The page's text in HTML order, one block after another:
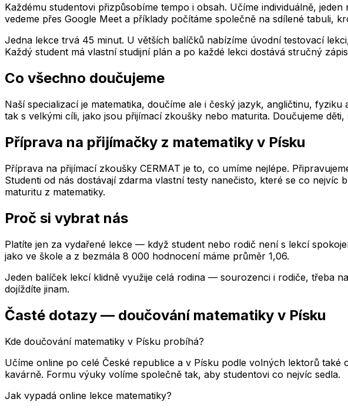
Každému studentovi přizpůsobíme tempo i obsah. Učíme individuálně,
vedeme přes Google Meet a příklady počítáme společně na sdílené tabuli,
Jedna lekce trvá 45 minut. U větších balíčků nabízíme úvodní testovací
Každý student má vlastní studijní plán a po každé lekci dostává stručný
Co všechno doučujeme
Naší specializací je matematika, doučíme ale i český jazyk, angličtinu,
tak s velkými cíli, jako jsou přijímací zkoušky nebo maturita. Doučujeme děti,
Příprava na přijímačky z matematiky v Písku
Příprava na přijímací zkoušky CERMAT je to, co umíme nejlépe.
Studenti od nás dostávají zdarma vlastní testy nanečisto, které se co
maturitu z matematiky.
Proč si vybrat nás
Platíte jen za vydařené lekce — když student nebo rodič není s lekcí
jako ve škole a z bezmála 8 000 hodnocení máme průměr 1,06.
Jeden balíček lekcí klidně využije celá rodina — sourozenci i rodiče, třeba
dojíždíte jinam.
Časté dotazy — doučování matematiky v Písku
Kde doučování matematiky v Písku probíhá?
Učíme online po celé České republice a v Písku podle volných lektorů
kavárně. Formu výuky volíme společně tak, aby studentovi co nejvíc sedla.
Jak vypadá online lekce matematiky?